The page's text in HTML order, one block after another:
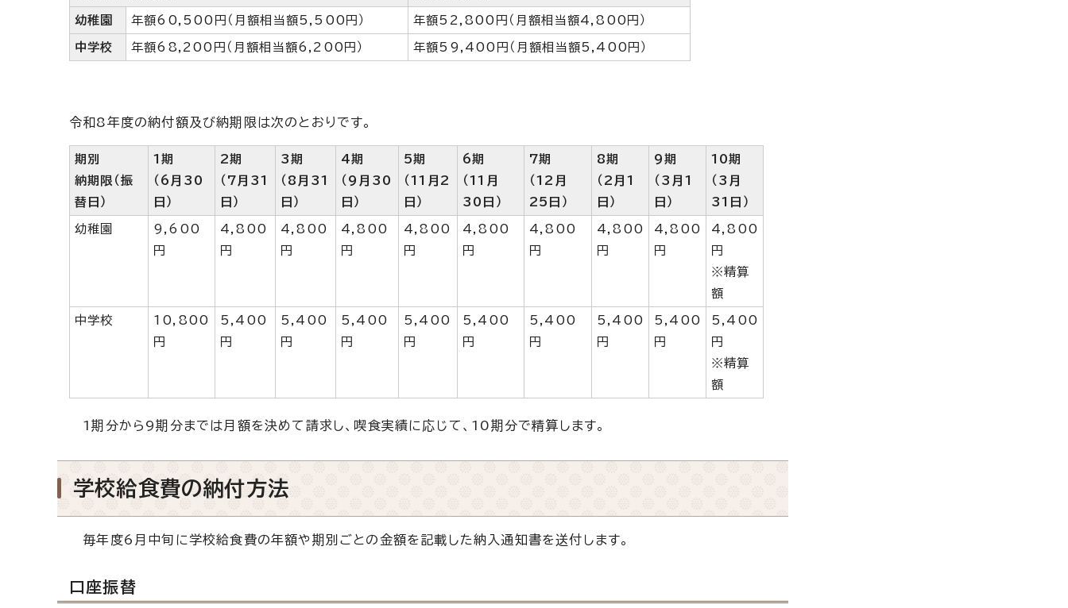
幼稚園 年額60,500円（月額相当額5,500円） 年額52,800円（月額相当額4,800円）
中学校 年額68,200円（月額相当額6,200円） 年額59,400円（月額相当額5,400円）
令和8年度の納付額及び納期限は次のとおりです。
期別
納期限（振
替日）
1期
（6月30
日）
2期
（7月31
日）
3期
（8月31
日）
4期
（9月30
日）
5期
（11月2
日）
6期
（11月
30日）
7期
（12月
25日）
8期
（2月1
日）
9期
（3月1
日）
10期
（3月
31日）
幼稚園
9,600
円
4,800
円
4,800
円
4,800
円
4,800
円
4,800
円
4,800
円
4,800
円
4,800
円
4,800
円
※精算
額
中学校
10,800
円
5,400
円
5,400
円
5,400
円
5,400
円
5,400
円
5,400
円
5,400
円
5,400
円
5,400
円
※精算
額
1期分から9期分までは月額を決めて請求し、喫食実績に応じて、10期分で精算します。
学校給食費の納付方法
毎年度6月中旬に学校給食費の年額や期別ごとの金額を記載した納入通知書を送付します。
口座振替